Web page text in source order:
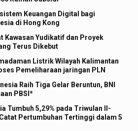
Keuangan Digital bagi
di Hong Kong
Kawasan Yudikatif dan Proyek
Terus Dikebut
Listrik Wilayah Kalimantan
Pemeliharaan jaringan PLN
Raih Tiga Gelar Beruntun, BNI
PBSI*
Tumbuh 5,29% pada Triwulan II-
Pertumbuhan Tertinggi dalam 5